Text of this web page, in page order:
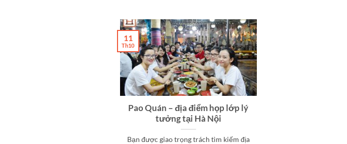
Pao Quán – địa điểm họp lớp lý
tưởng tại Hà Nội
Bạn được giao trọng trách tìm kiếm địa
11
Th10